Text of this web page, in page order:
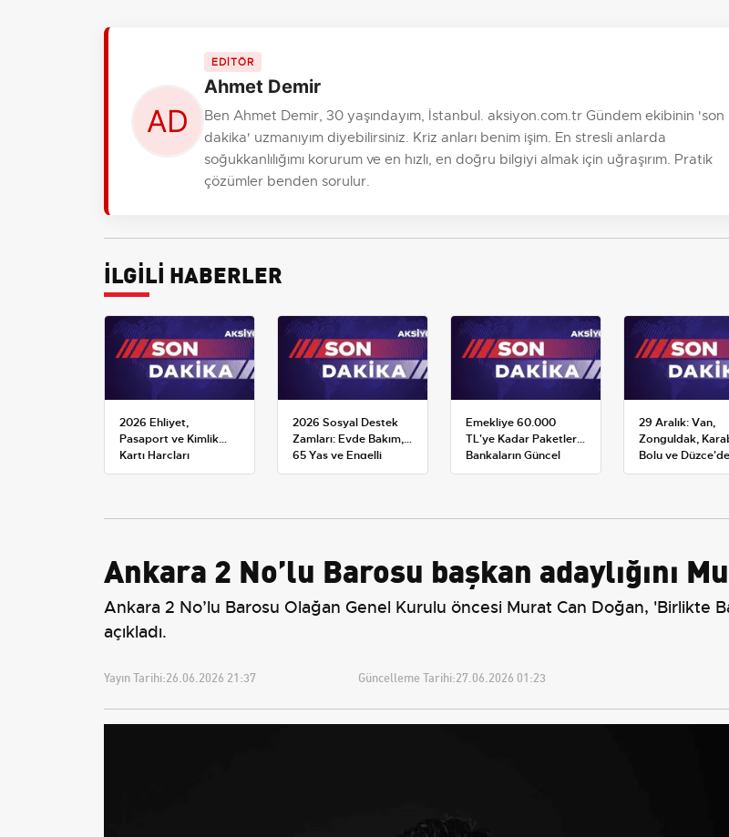
EDİTÖR
Ahmet Demir
Ben Ahmet Demir, 30 yaşındayım, İstanbul. aksiyon.com.tr Gündem ekibinin 'son
dakika' uzmanıyım diyebilirsiniz. Kriz anları benim işim. En stresli anlarda
soğukkanlılığımı korurum ve en hızlı, en doğru bilgiyi almak için uğraşırım. Pratik
çözümler benden sorulur.
İLGİLİ HABERLER
2026 Ehliyet,
Pasaport ve Kimlik
Kartı Harçları
Resmileşti: Yeni
2026 Sosyal Destek
Zamları: Evde Bakım,
65 Yaş ve Engelli
Maaşlarında Yeni
Emekliye 60.000
TL'ye Kadar Paketler:
Bankaların Güncel
Promosyon ve Ek
29 Aralık: Van,
Zonguldak,
Bolu ve Düzce'de
okullar tatil —
Ankara 2 No’lu Barosu başkan adaylığını
Ankara 2 No’lu Barosu Olağan Genel Kurulu öncesi Murat Can Doğan, 'Birlikte
açıkladı.
Yayın Tarihi:26.06.2026 21:37 Güncelleme Tarihi:27.06.2026 01:23